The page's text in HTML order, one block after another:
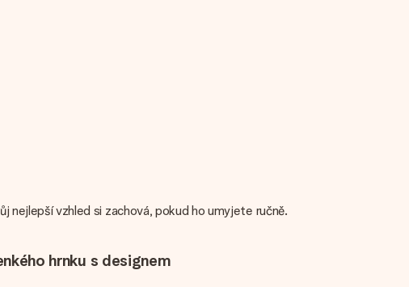
nejlepší vzhled si zachová, pokud ho umyjete ručně.
hrnku s designem